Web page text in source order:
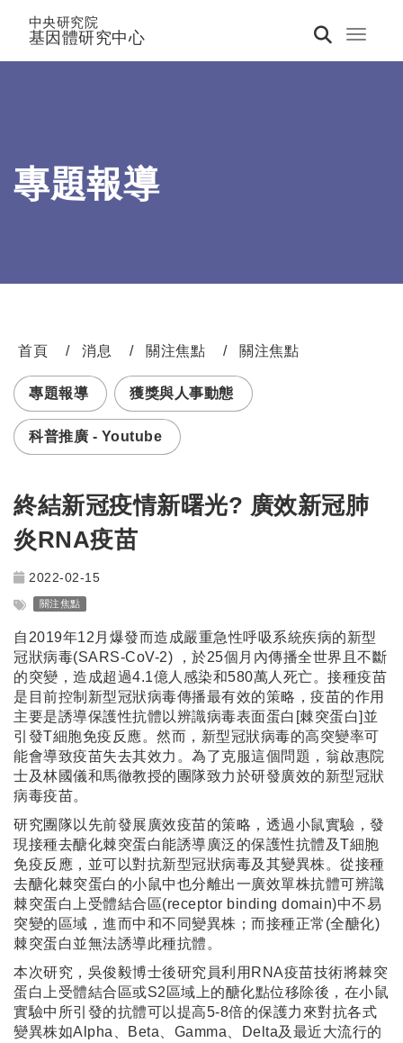
Toggle
中央研究院
基因體研究中心
專題報導
首頁 消息 關注焦點
關注焦點
專題報導
獲獎與人事動態
科普推廣 - Youtube
終結新冠疫情新曙光? 廣效新冠肺
炎RNA疫苗
2022-02-15
關注焦點
自2019年12月爆發而造成嚴重急性呼吸系統疾病的新型
冠狀病毒(SARS-CoV-2) ，於25個月內傳播全世界且不斷
的突變，造成超過4.1億人感染和580萬人死亡。接種疫苗
是目前控制新型冠狀病毒傳播最有效的策略，疫苗的作用
主要是誘導保護性抗體以辨識病毒表面蛋白[棘突蛋白]並
引發T細胞免疫反應。然而，新型冠狀病毒的高突變率可
能會導致疫苗失去其效力。為了克服這個問題，翁啟惠院
士及林國儀和馬徹教授的團隊致力於研發廣效的新型冠狀
病毒疫苗。
研究團隊以先前發展廣效疫苗的策略，透過小鼠實驗，發
現接種去醣化棘突蛋白能誘導廣泛的保護性抗體及T細胞
免疫反應，並可以對抗新型冠狀病毒及其變異株。從接種
去醣化棘突蛋白的小鼠中也分離出一廣效單株抗體可辨識
棘突蛋白上受體結合區(receptor binding domain)中不易
突變的區域，進而中和不同變異株；而接種正常(全醣化)
棘突蛋白並無法誘導此種抗體。
本次研究，吳俊毅博士後研究員利用RNA疫苗技術將棘突
蛋白上受體結合區或S2區域上的醣化點位移除後，在小鼠
實驗中所引發的抗體可以提高5-8倍的保護力來對抗各式
變異株如Alpha、Beta、Gamma、Delta及最近大流行的